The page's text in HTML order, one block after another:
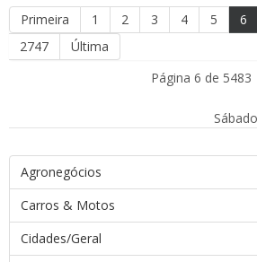
Primeira 1 2 3 4 5 6
2747
Última
Página 6 de 5483
Agronegócios
Carros & Motos
Cidades/Geral